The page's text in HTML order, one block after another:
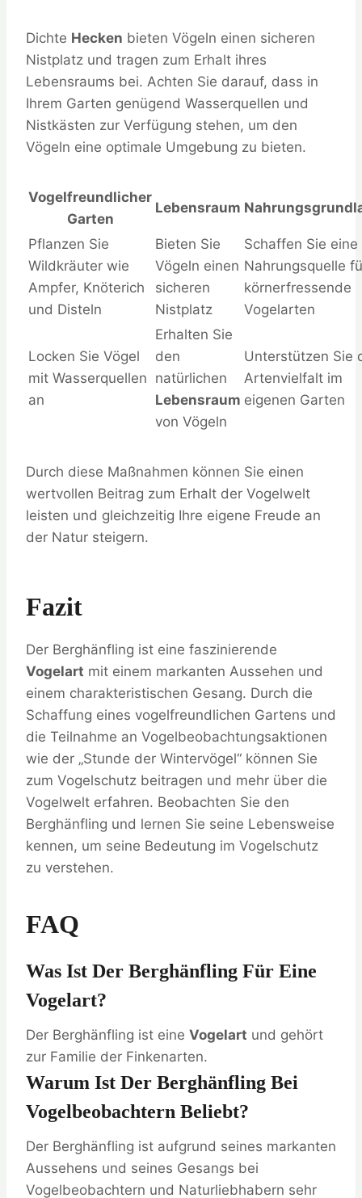
Dichte Hecken bieten Vögeln einen sicheren
Nistplatz und tragen zum Erhalt ihres
Lebensraums bei. Achten Sie darauf, dass in
Ihrem Garten genügend Wasserquellen und
Nistkästen zur Verfügung stehen, um den
Vögeln eine optimale Umgebung zu bieten.
Vogelfreundlicher
Garten
Lebensraum
Pflanzen Sie
Wildkräuter wie
Ampfer, Knöterich
und Disteln
Bieten Sie
Vögeln einen
sicheren
Nistplatz
Schaffen Sie eine
Nahrungsquelle
körnerfressende
Vogelarten
Locken Sie Vögel
mit Wasserquellen
an
Erhalten Sie
den
natürlichen
Lebensraum
von Vögeln
Unterstützen Sie
Artenvielfalt im
eigenen Garten
Durch diese Maßnahmen können Sie einen
wertvollen Beitrag zum Erhalt der Vogelwelt
leisten und gleichzeitig Ihre eigene Freude an
der Natur steigern.
Fazit
Der Berghänfling ist eine faszinierende
Vogelart mit einem markanten Aussehen und
einem charakteristischen Gesang. Durch die
Schaffung eines vogelfreundlichen Gartens und
die Teilnahme an Vogelbeobachtungsaktionen
wie der „Stunde der Wintervögel“ können Sie
zum Vogelschutz beitragen und mehr über die
Vogelwelt erfahren. Beobachten Sie den
Berghänfling und lernen Sie seine Lebensweise
kennen, um seine Bedeutung im Vogelschutz
zu verstehen.
FAQ
Was Ist Der Berghänfling Für Eine
Vogelart?
Der Berghänfling ist eine Vogelart und gehört
zur Familie der Finkenarten.
Warum Ist Der Berghänfling Bei
Vogelbeobachtern Beliebt?
Der Berghänfling ist aufgrund seines markanten
Aussehens und seines Gesangs bei
Vogelbeobachtern und Naturliebhabern sehr